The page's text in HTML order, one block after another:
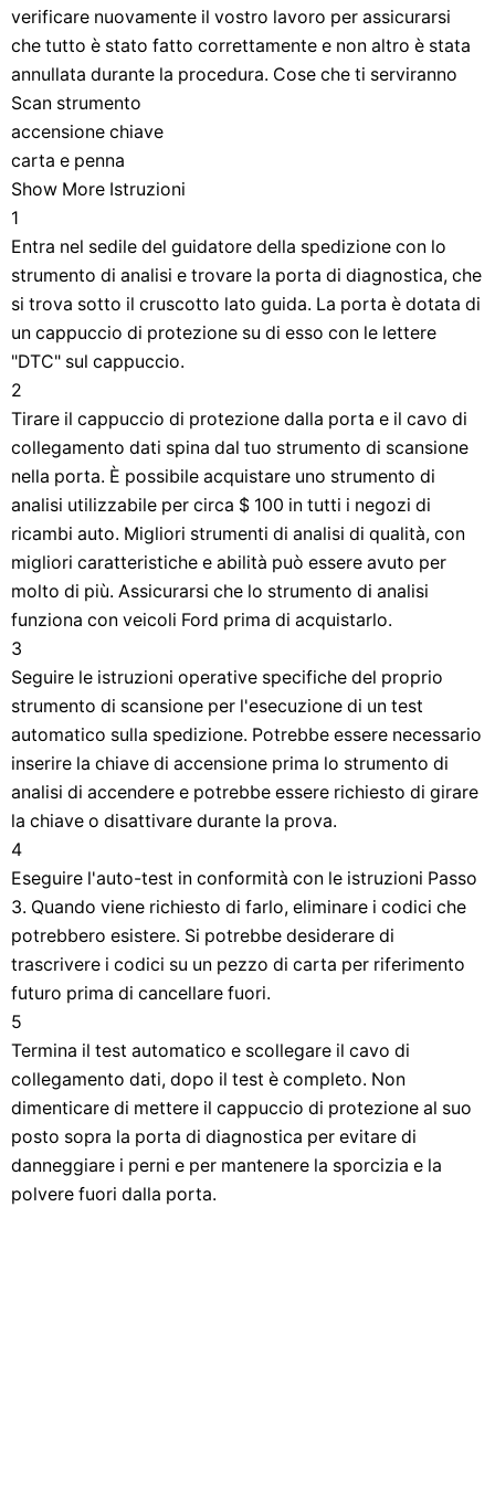
verificare nuovamente il vostro lavoro per assicurarsi
che tutto è stato fatto correttamente e non altro è stata
annullata durante la procedura. Cose che ti serviranno
Scan strumento
accensione chiave
carta e penna
Show More Istruzioni
1
Entra nel sedile del guidatore della spedizione con lo
strumento di analisi e trovare la porta di diagnostica, che
si trova sotto il cruscotto lato guida. La porta è dotata di
un cappuccio di protezione su di esso con le lettere
"DTC" sul cappuccio.
2
Tirare il cappuccio di protezione dalla porta e il cavo di
collegamento dati spina dal tuo strumento di scansione
nella porta. È possibile acquistare uno strumento di
analisi utilizzabile per circa $ 100 in tutti i negozi di
ricambi auto. Migliori strumenti di analisi di qualità, con
migliori caratteristiche e abilità può essere avuto per
molto di più. Assicurarsi che lo strumento di analisi
funziona con veicoli Ford prima di acquistarlo.
3
Seguire le istruzioni operative specifiche del proprio
strumento di scansione per l'esecuzione di un test
automatico sulla spedizione. Potrebbe essere necessario
inserire la chiave di accensione prima lo strumento di
analisi di accendere e potrebbe essere richiesto di girare
la chiave o disattivare durante la prova.
4
Eseguire l'auto-test in conformità con le istruzioni Passo
3. Quando viene richiesto di farlo, eliminare i codici che
potrebbero esistere. Si potrebbe desiderare di
trascrivere i codici su un pezzo di carta per riferimento
futuro prima di cancellare fuori.
5
Termina il test automatico e scollegare il cavo di
collegamento dati, dopo il test è completo. Non
dimenticare di mettere il cappuccio di protezione al suo
posto sopra la porta di diagnostica per evitare di
danneggiare i perni e per mantenere la sporcizia e la
polvere fuori dalla porta.